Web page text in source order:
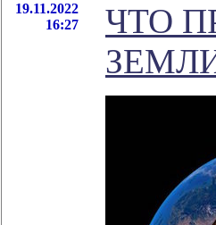
19.11.2022
16:27
ЧТО